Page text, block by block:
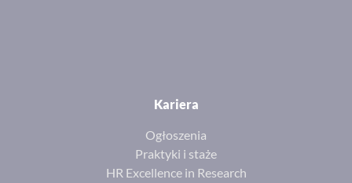
Kariera
Ogłoszenia
Praktyki i staże
HR Excellence in Research